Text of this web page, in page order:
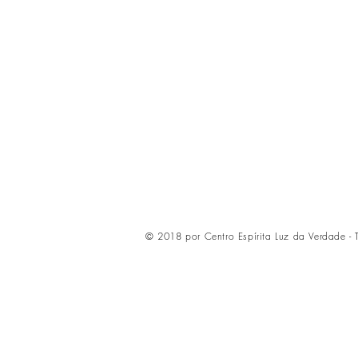
© 2018 por Centro Espírita Luz da Verdade -